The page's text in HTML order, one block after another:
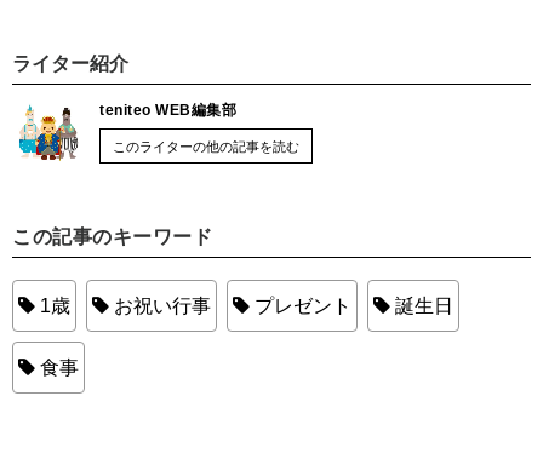
ライター紹介
teniteo WEB編集部
このライターの他の記事を読む
この記事のキーワード
1歳 お祝い行事 プレゼント 誕生日
食事